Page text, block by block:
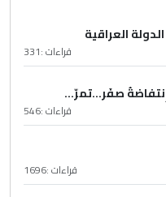
العراقية
قراءات :331
صفَر…تمرّ...
قراءات :546
قراءات :1696